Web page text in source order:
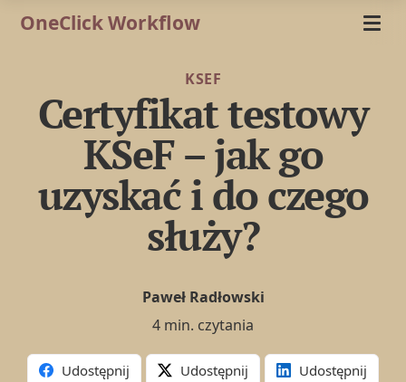
OneClick Workflow
KSEF
Certyfikat testowy
KSeF – jak go
uzyskać i do czego
służy?
Paweł Radłowski
4 min. czytania
Udostępnij Udostępnij Udostępnij